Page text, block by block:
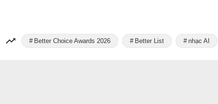
Better Choice Awards 2026 Better List nhạc AI